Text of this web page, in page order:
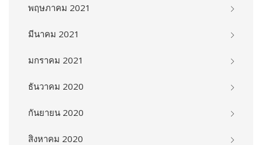
พฤษภาคม 2021
มีนาคม 2021
มกราคม 2021
ธันวาคม 2020
กันยายน 2020
สิงหาคม 2020